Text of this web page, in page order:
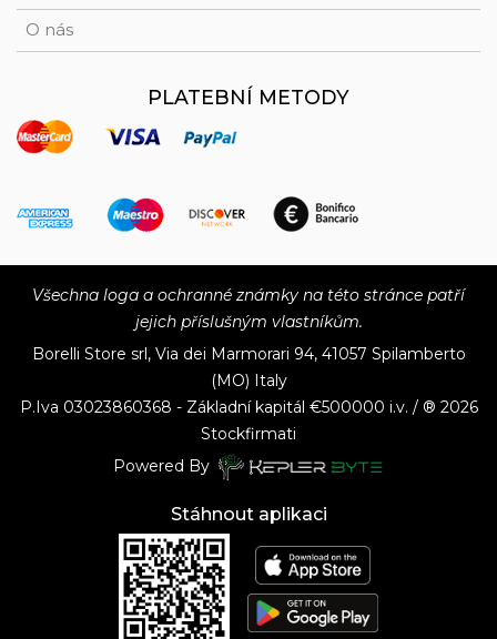
O nás
PLATEBNÍ METODY
Všechna loga a ochranné známky na této stránce patří
jejich příslušným vlastníkům.
Borelli Store srl, Via dei Marmorari 94, 41057 Spilamberto
(MO) Italy
P.Iva 03023860368 - Základní kapitál €500000 i.v. / ® 2026
Stockfirmati
Powered By
Stáhnout aplikaci